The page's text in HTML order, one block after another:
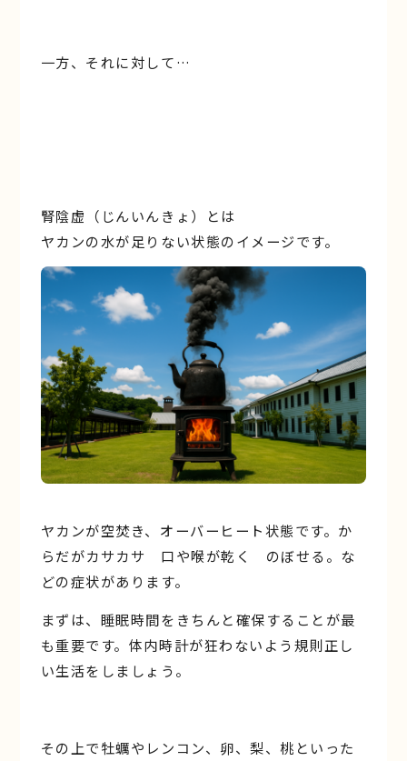
一方、それに対して…
腎陰虚（じんいんきょ）とは
ヤカンの水が足りない状態のイメージです。
ヤカンが空焚き、オーバーヒート状態です。か
らだがカサカサ 口や喉が乾く のぼせる。な
どの症状があります。
まずは、睡眠時間をきちんと確保することが最
も重要です。体内時計が狂わないよう規則正し
い生活をしましょう。
その上で牡蠣やレンコン、卵、梨、桃といった